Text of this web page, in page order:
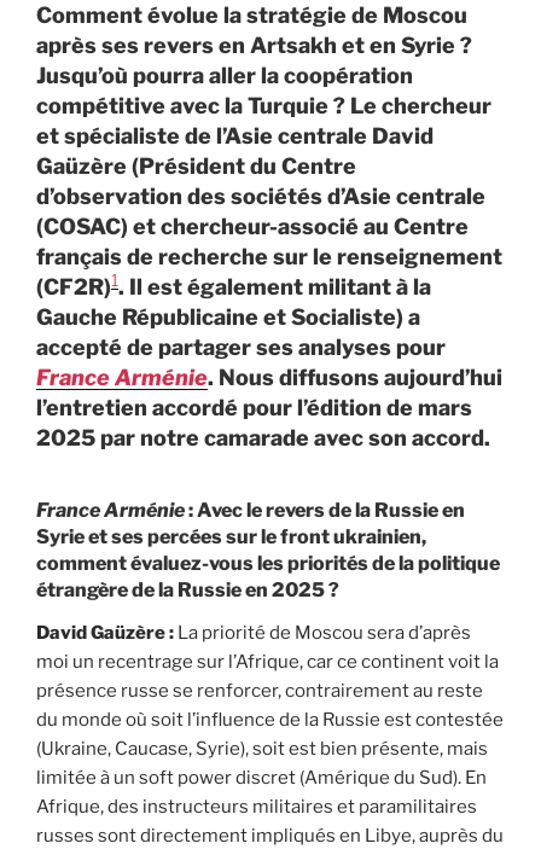
Comment évolue la stratégie de Moscou
après ses revers en Artsakh et en Syrie ?
Jusqu’où pourra aller la coopération
compétitive avec la Turquie ? Le chercheur
et spécialiste de l’Asie centrale David
Gaüzère (Président du Centre
d’observation des sociétés d’Asie centrale
(COSAC) et chercheur-associé au Centre
français de recherche sur le renseignement
(CF2R)1. Il est également militant à la
Gauche Républicaine et Socialiste) a
accepté de partager ses analyses pour
France Arménie. Nous diffusons aujourd’hui
l’entretien accordé pour l’édition de mars
2025 par notre camarade avec son accord.
France Arménie: Avec le revers de la Russie en
Syrie et ses percées sur le front ukrainien,
comment évaluez-vous les priorités de la politique
étrangère de la Russie en 2025 ?
David Gaüzère : La priorité de Moscou sera d’après
moi un recentrage sur l’Afrique, car ce continent voit la
présence russe se renforcer, contrairement au reste
du monde où soit l’influence de la Russie est contestée
(Ukraine, Caucase, Syrie), soit est bien présente, mais
limitée à un soft power discret (Amérique du Sud). En
Afrique, des instructeurs militaires et paramilitaires
russes sont directement impliqués en Libye, auprès du